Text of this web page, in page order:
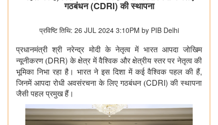
गठबंधन (CDRI) की स्थापना
प्रविष्टि तिथि: 26 JUL 2024 3:10PM by PIB Delhi
प्रधानमंत्री श्री नरेन्द्र मोदी के नेतृत्व में भारत आपदा जोखिम
न्यूनीकरण (DRR)के क्षेत्र में वैश्विक और क्षेत्रीय स्तर पर नेतृत्व की
भूमिका निभा रहा है। भारत ने इस दिशा में कई वैश्विक पहल की हैं,
जिनमें आपदा रोधी अवसंरचना के लिए गठबंधन (CDRI)की स्थापना
जैसी पहल प्रमुख हैं।